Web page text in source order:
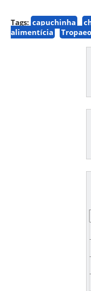
Tags: capuchinha
alimentícia